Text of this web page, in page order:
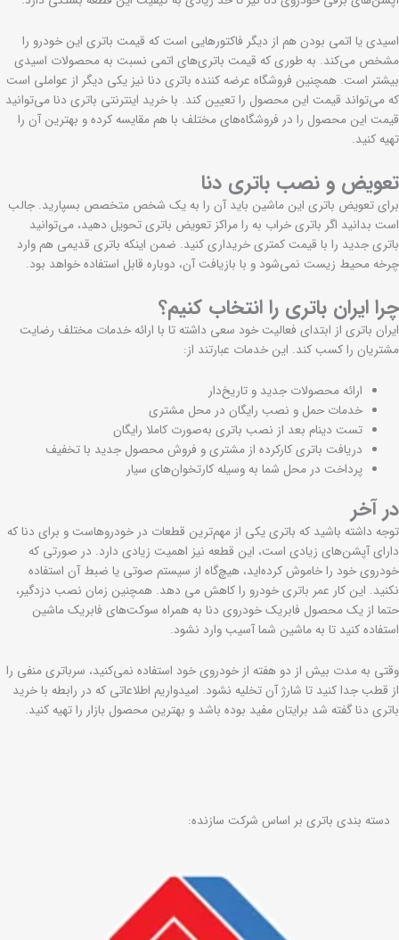
اسیدی یا اتمی بودن هم از دیگر فاکتورهایی است که قیمت باتری این خودرو را
مشخص می‌کند. به طوری که قیمت باتری‌های اتمی نسبت به محصولات اسیدی
بیشتر است. همچنین فروشگاه عرضه کننده باتری دنا نیز یکی دیگر از عواملی است
که می‌تواند قیمت این محصول را تعیین کند. با خرید اینترنتی باتری دنا می‌توانید
قیمت این محصول را در فروشگاه‌های مختلف با هم مقایسه کرده و بهترین آن را
تهیه کنید.
تعویض و نصب باتری دنا
برای تعویض باتری این ماشین باید آن را به یک شخص متخصص بسپارید. جالب
است بدانید اگر باتری خراب به را مراکز تعویض باتری تحویل دهید، می‌توانید
باتری جدید را با قیمت کمتری خریداری کنید. ضمن اینکه باتری قدیمی هم وارد
چرخه محیط زیست نمی‌شود و با بازیافت آن، دوباره قابل استفاده خواهد بود.
چرا ایران باتری را انتخاب کنیم؟
ایران باتری از ابتدای فعالیت خود سعی داشته تا با ارائه خدمات مختلف رضایت
مشتریان را کسب کند. این خدمات عبارتند از:
ارائه محصولات جدید و تاریخ‌دار
خدمات حمل و نصب رایگان در محل مشتری
تست دینام بعد از نصب باتری به‌صورت کاملا رایگان
دریافت باتری کارکرده از مشتری و فروش محصول جدید با تخفیف
پرداخت در محل شما به وسیله کارتخوان‌های سیار
در آخر
توجه داشته باشید که باتری یکی از مهم‌ترین قطعات در خودروهاست و برای دنا که
دارای آپشن‌های زیادی است، این قطعه نیز اهمیت زیادی دارد. در صورتی که
خودروی خود را خاموش کرده‌اید، هیچ‌گاه از سیستم صوتی یا ضبط آن استفاده
نکنید. این کار عمر باتری خودرو را کاهش می دهد. همچنین زمان نصب دزدگیر،
حتما از یک محصول فابریک خودروی دنا به همراه سوکت‌های فابریک ماشین
استفاده کنید تا به ماشین شما آسیب وارد نشود.
وقتی به مدت بیش از دو هفته از خودروی خود استفاده نمی‌کنید، سرباتری منفی را
از قطب جدا کنید تا شارژ آن تخلیه نشود. امیدواریم اطلاعاتی که در رابطه با خرید
باتری دنا گفته شد برایتان مفید بوده باشد و بهترین محصول بازار را تهیه کنید.
دسته بندی باتری بر اساس شرکت سازنده: